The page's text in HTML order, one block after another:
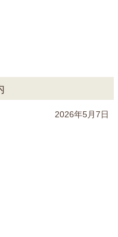
2026年5月7日